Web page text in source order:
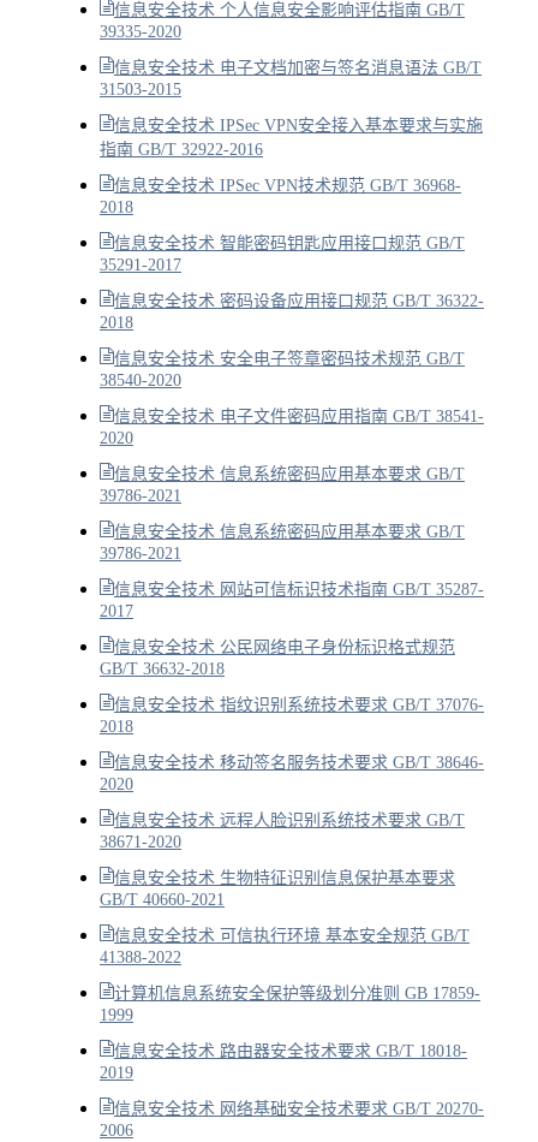
信息安全技术 个人信息安全影响评估指南 GB/T
39335-2020
信息安全技术 电子文档加密与签名消息语法 GB/T
31503-2015
信息安全技术 IPSec VPN安全接入基本要求与实施
指南 GB/T 32922-2016
信息安全技术 IPSec VPN技术规范 GB/T 36968-
2018
信息安全技术 智能密码钥匙应用接口规范 GB/T
35291-2017
信息安全技术 密码设备应用接口规范 GB/T 36322-
2018
信息安全技术 安全电子签章密码技术规范 GB/T
38540-2020
信息安全技术 电子文件密码应用指南 GB/T 38541-
2020
信息安全技术 信息系统密码应用基本要求 GB/T
39786-2021
信息安全技术 信息系统密码应用基本要求 GB/T
39786-2021
信息安全技术 网站可信标识技术指南 GB/T 35287-
2017
信息安全技术 公民网络电子身份标识格式规范
GB/T 36632-2018
信息安全技术 指纹识别系统技术要求 GB/T 37076-
2018
信息安全技术 移动签名服务技术要求 GB/T 38646-
2020
信息安全技术 远程人脸识别系统技术要求 GB/T
38671-2020
信息安全技术 生物特征识别信息保护基本要求
GB/T 40660-2021
信息安全技术 可信执行环境 基本安全规范 GB/T
41388-2022
计算机信息系统安全保护等级划分准则 GB 17859-
1999
信息安全技术 路由器安全技术要求 GB/T 18018-
2019
信息安全技术 网络基础安全技术要求 GB/T 20270-
2006